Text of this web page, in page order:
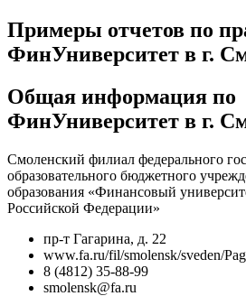
Примеры отчетов по
ФинУниверситет в г.
Общая информация по
ФинУниверситет в г.
Смоленский филиал федерального
образовательного бюджетного
образования «Финансовый
Российской Федерации»
пр-т Гагарина, д. 22
www.fa.ru/fil/smolensk/sveden/
8 (4812) 35-88-99
smolensk@fa.ru